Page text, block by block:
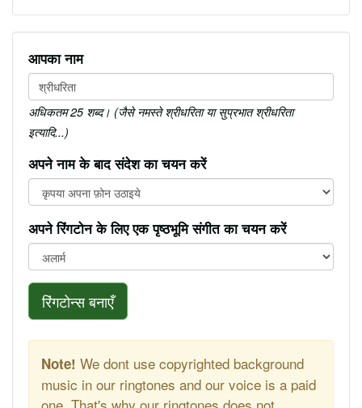
आपका नाम
अधिकतम 25 शब्द। (जैसे नमस्ते श्रीधरिता या सुप्रभात श्रीधरिता
इत्यादि...)
अपने नाम के बाद संदेश का चयन करें
अपने रिंगटोन के लिए एक पृष्ठभूमि संगीत का चयन करें
रिंगटोन्स बनाएँ
Note! We dont use copyrighted background
music in our ringtones and our voice is a paid
one. That's why our ringtones does not